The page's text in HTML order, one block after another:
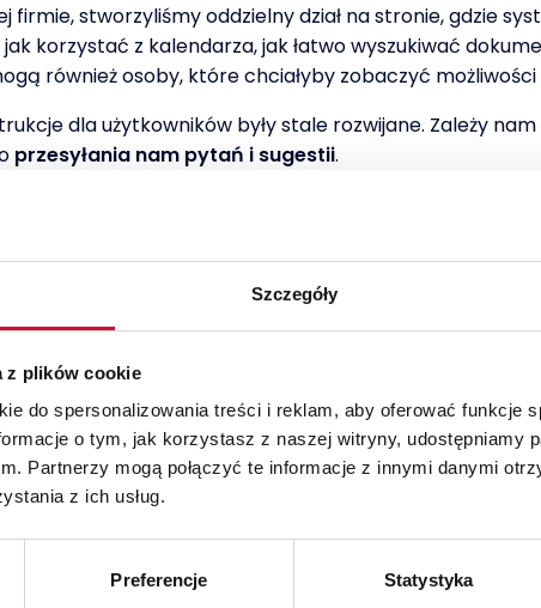
Szczegóły
z plików cookie
do spersonalizowania treści i reklam, aby oferować funkcje
o tym, jak korzystasz z naszej witryny, udostępniamy
Partnerzy mogą połączyć te informacje z innymi danymi
z ich usług.
Preferencje Statystyka
firmie, stworzyliśmy oddzielny dział na stronie, gdzie
korzystać z kalendarza, jak łatwo wyszukiwać
również osoby, które chciałyby zobaczyć
dla użytkowników były stale rozwijane. Zależy
przesyłania nam pytań i sugestii.
na naszym kanale YouTube
działania Twojego
uzyskać więcej informacji.